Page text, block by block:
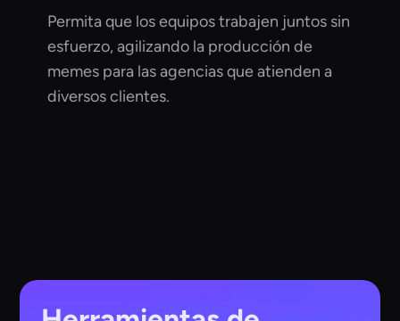
Permita que los equipos trabajen juntos sin
esfuerzo, agilizando la producción de
memes para las agencias que atienden a
diversos clientes.